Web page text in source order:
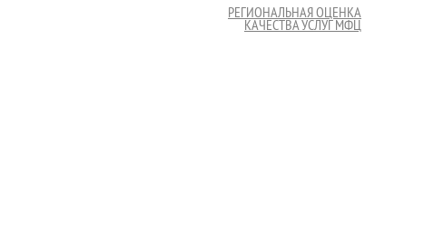
РЕГИОНАЛЬНАЯ ОЦЕНКА
КАЧЕСТВА УСЛУГ МФЦ